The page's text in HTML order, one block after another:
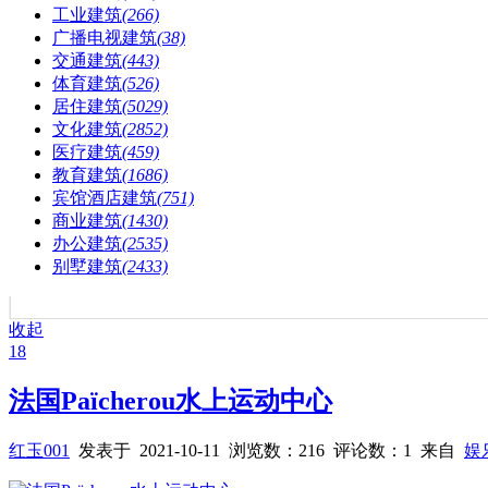
工业建筑(266)
广播电视建筑(38)
交通建筑(443)
体育建筑(526)
居住建筑(5029)
文化建筑(2852)
医疗建筑(459)
教育建筑(1686)
宾馆酒店建筑(751)
商业建筑(1430)
办公建筑(2535)
别墅建筑(2433)
收起
18
法国Païcherou水上运动中心
红玉001 发表于 2021-10-11 浏览数：216 评论数：1 来自 娱